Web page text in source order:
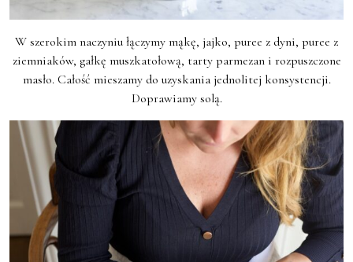
W szerokim naczyniu łączymy mąkę, jajko, puree z dyni, puree z
ziemniaków, gałkę muszkatołową, tarty parmezan i rozpuszczone
masło. Całość mieszamy do uzyskania jednolitej konsystencji.
Doprawiamy solą.